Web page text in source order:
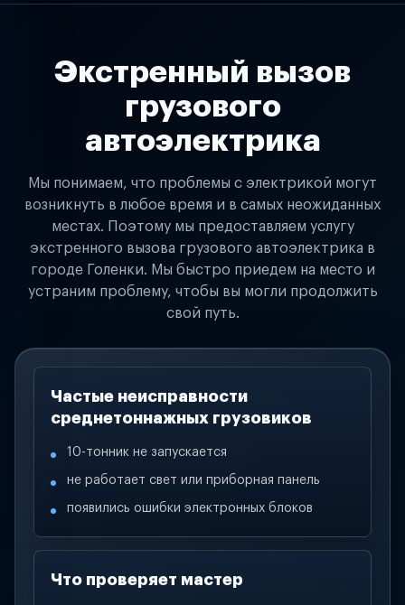
Экстренный вызов
грузового
автоэлектрика
Мы понимаем, что проблемы с электрикой могут
возникнуть в любое время и в самых неожиданных
местах. Поэтому мы предоставляем услугу
экстренного вызова грузового автоэлектрика в
городе Голенки. Мы быстро приедем на место и
устраним проблему, чтобы вы могли продолжить
свой путь.
Частые неисправности
среднетоннажных грузовиков
10-тонник не запускается
не работает свет или приборная панель
появились ошибки электронных блоков
Что проверяет мастер